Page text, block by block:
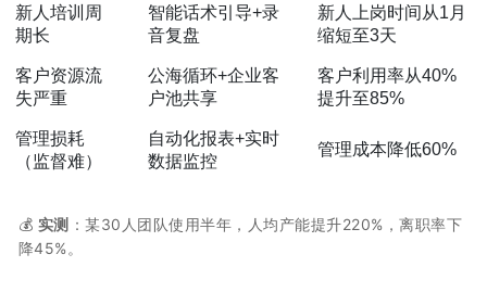
新人培训周
期长
智能话术引导+录
音复盘
新人上岗时间从1月
缩短至3天
客户资源流
失严重
公海循环+企业客
户池共享
客户利用率从40%
提升至85%
管理损耗
（监督难）
自动化报表+实时
数据监控
管理成本降低60%
💰 实测 ：某30人团队使用半年，人均产能提升220%，离职率下
降45%。